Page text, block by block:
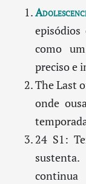
episódios
como
preciso e
The Last
onde
24 S1: